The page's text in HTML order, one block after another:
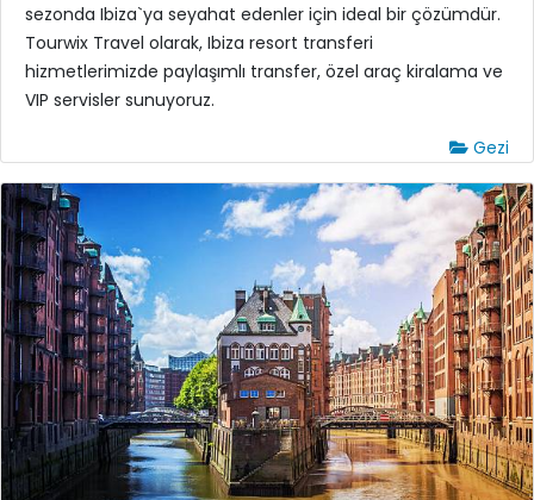
sezonda Ibiza`ya seyahat edenler için ideal bir çözümdür.
Tourwix Travel olarak, Ibiza resort transferi
hizmetlerimizde paylaşımlı transfer, özel araç kiralama ve
VIP servisler sunuyoruz.
Gezi